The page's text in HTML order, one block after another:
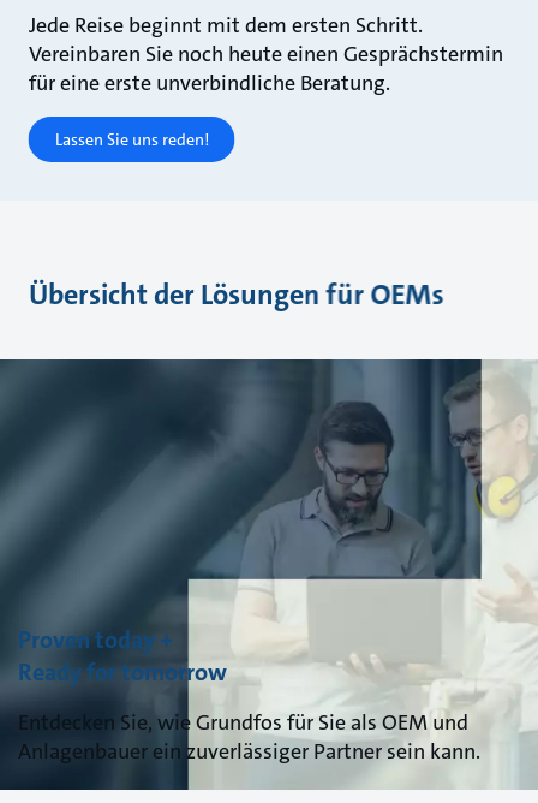
Jede Reise beginnt mit dem ersten Schritt.
Vereinbaren Sie noch heute einen Gesprächstermin
für eine erste unverbindliche Beratung.
Lassen Sie uns reden!
Übersicht der Lösungen für OEMs
Proven today +
Ready for tomorrow
Entdecken Sie, wie Grundfos für Sie als OEM und
Anlagenbauer ein zuverlässiger Partner sein kann.